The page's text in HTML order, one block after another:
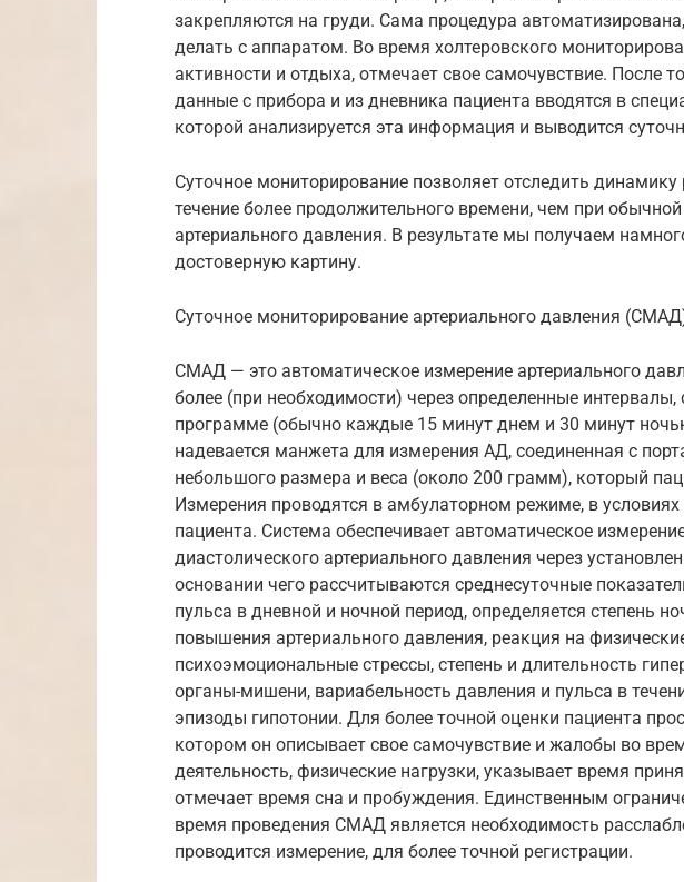
закрепляются на груди. Сама процедура
делать с аппаратом. Во время холтеровского
активности и отдыха, отмечает свое самочувствие. После
данные с прибора и из дневника пациента вводятся в
которой анализируется эта информация и выводится
Суточное мониторирование позволяет отследить
течение более продолжительного времени, чем при
артериального давления. В результате мы получаем
достоверную картину.
Суточное мониторирование артериального давления
СМАД — это автоматическое измерение артериального
более (при необходимости) через определенные интервалы,
программе (обычно каждые 15 минут днем и 30 минут
надевается манжета для измерения АД, соединенная с
небольшого размера и веса (около 200 грамм), который
Измерения проводятся в амбулаторном режиме, в
пациента. Система обеспечивает автоматическое
диастолического артериального давления через
основании чего рассчитываются среднесуточные
пульса в дневной и ночной период, определяется степень
повышения артериального давления, реакция на
психоэмоциональные стрессы, степень и длительность
органы-мишени, вариабельность давления и пульса в
эпизоды гипотонии. Для более точной оценки пациента
котором он описывает свое самочувствие и жалобы во
деятельность, физические нагрузки, указывает время
отмечает время сна и пробуждения. Единственным
время проведения СМАД является необходимость
проводится измерение, для более точной регистрации.